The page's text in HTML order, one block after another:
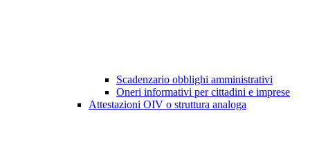
Scadenzario obblighi amministrativi
Oneri informativi per cittadini e imprese
Attestazioni OIV o struttura analoga